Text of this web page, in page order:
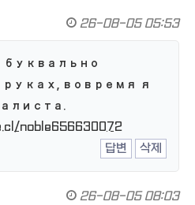
26-08-05 05:53
буквально
вовремя я
noble656630072
답변
삭제
26-08-05 08:03